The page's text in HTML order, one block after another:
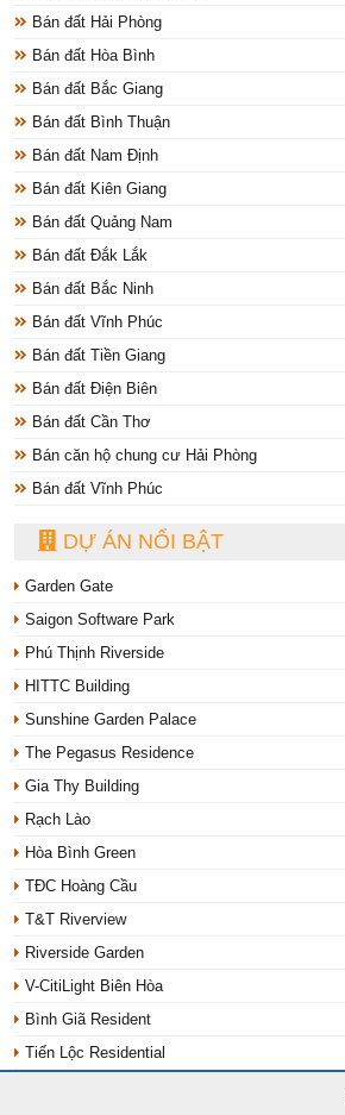
Bán đất Hải Phòng
Bán đất Hòa Bình
Bán đất Bắc Giang
Bán đất Bình Thuận
Bán đất Nam Định
Bán đất Kiên Giang
Bán đất Quảng Nam
Bán đất Đắk Lắk
Bán đất Bắc Ninh
Bán đất Vĩnh Phúc
Bán đất Tiền Giang
Bán đất Điện Biên
Bán đất Cần Thơ
Bán căn hộ chung cư Hải Phòng
Bán đất Vĩnh Phúc
DỰ ÁN NỔI BẬT
Garden Gate
Saigon Software Park
Phú Thịnh Riverside
HITTC Building
Sunshine Garden Palace
The Pegasus Residence
Gia Thy Building
Rạch Lào
Hòa Bình Green
TĐC Hoàng Cầu
T&T Riverview
Riverside Garden
V-CitiLight Biên Hòa
Bình Giã Resident
Tiến Lộc Residential